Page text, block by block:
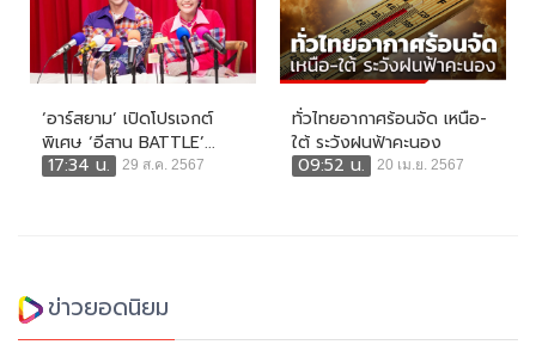
‘อาร์สยาม’ เปิดโปรเจกต์
พิเศษ ‘อีสาน BATTLE’...
17:34 น.
29 ส.ค. 2567
ทั่วไทยอากาศร้อนจัด เหนือ-
ใต้ ระวังฝนฟ้าคะนอง
09:52 น.
20 เม.ย. 2567
ข่าวยอดนิยม